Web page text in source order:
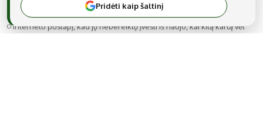
Noriu savo interneto naršyklėje išsaugoti vardą, el. pašto adresą ir
interneto puslapį, kad jų nebereiktų įvesti iš naujo, kai kitą kartą vėl
Pridėti kaip šaltinį